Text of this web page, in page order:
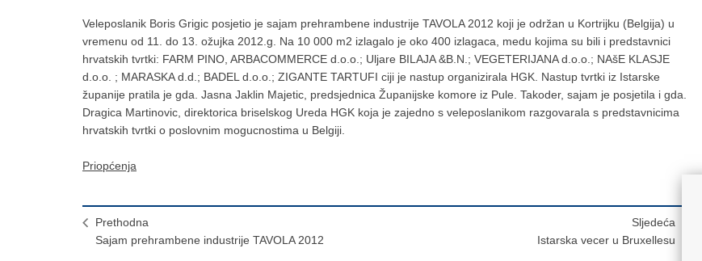
Veleposlanik Boris Grigic posjetio je sajam prehrambene industrije TAVOLA 2012 koji je održan u Kortrijku (Belgija) u
vremenu od 11. do 13. ožujka 2012.g. Na 10 000 m2 izlagalo je oko 400 izlagaca, medu kojima su bili i predstavnici
hrvatskih tvrtki: FARM PINO, ARBACOMMERCE d.o.o.; Uljare BILAJA &B.N.; VEGETERIJANA d.o.o.; NAšE KLASJE
d.o.o. ; MARASKA d.d.; BADEL d.o.o.; ZIGANTE TARTUFI ciji je nastup organizirala HGK. Nastup tvrtki iz Istarske
županije pratila je gda. Jasna Jaklin Majetic, predsjednica Županijske komore iz Pule. Takoder, sajam je posjetila i gda.
Dragica Martinovic, direktorica briselskog Ureda HGK koja je zajedno s veleposlanikom razgovarala s predstavnicima
hrvatskih tvrtki o poslovnim mogucnostima u Belgiji.
Priopćenja
Prethodna
Sajam prehrambene industrije TAVOLA 2012
Sljedeća
Istarska vecer u Bruxellesu